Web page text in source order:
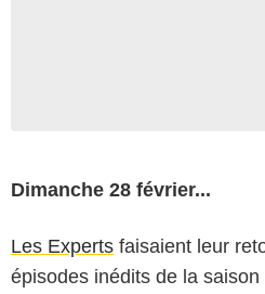
Dimanche 28 février...
Les Experts faisaient leur
épisodes inédits de la